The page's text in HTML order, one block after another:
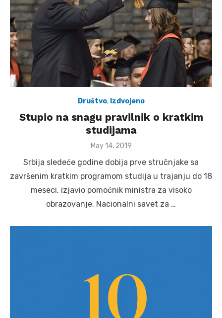
Društvo, Izdvojeno
Stupio na snagu pravilnik o kratkim
studijama
Posted
May 14, 2019
Srbija sledeće godine dobija prve stručnjake sa
završenim kratkim programom studija u trajanju do 18
meseci, izjavio pomoćnik ministra za visoko
obrazovanje. Nacionalni savet za …